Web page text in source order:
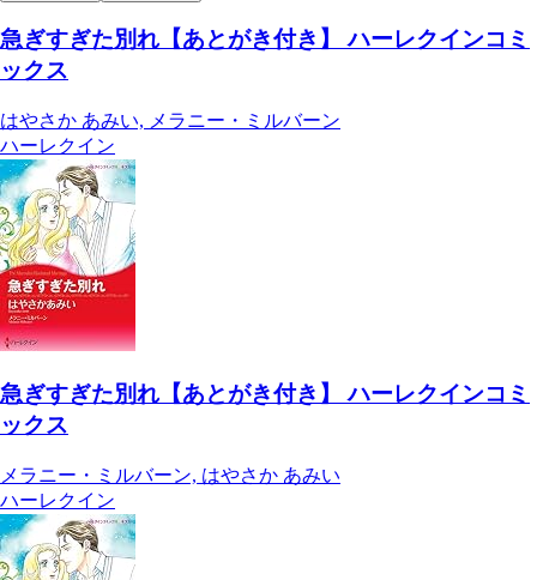
急ぎすぎた別れ【あとがき付き】 ハーレクインコミ
ックス
はやさか あみい, メラニー・ミルバーン
ハーレクイン
急ぎすぎた別れ【あとがき付き】 ハーレクインコミ
ックス
メラニー・ミルバーン, はやさか あみい
ハーレクイン